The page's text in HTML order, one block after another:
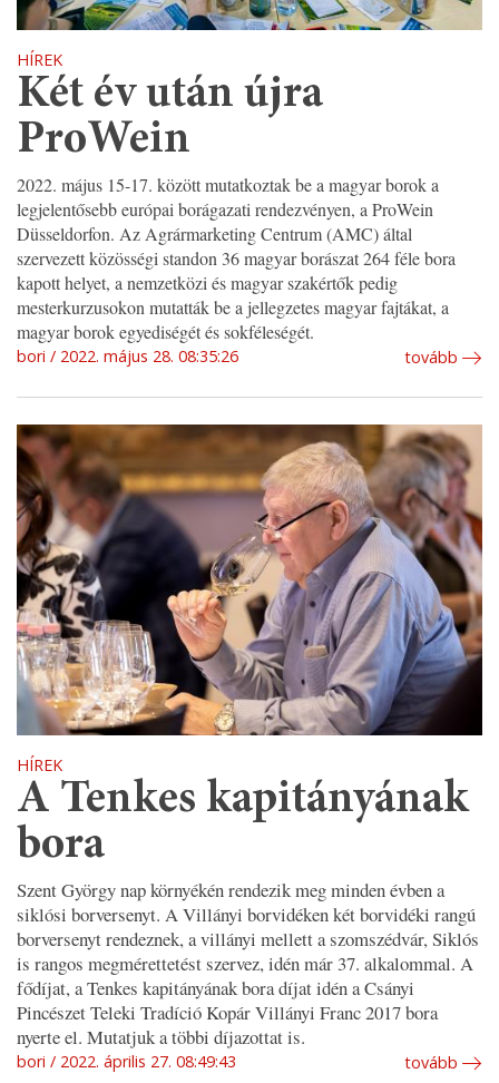
HÍREK
Két év után újra
ProWein
2022. május 15-17. között mutatkoztak be a magyar borok a
legjelentősebb európai borágazati rendezvényen, a ProWein
Düsseldorfon. Az Agrármarketing Centrum (AMC) által
szervezett közösségi standon 36 magyar borászat 264 féle bora
kapott helyet, a nemzetközi és magyar szakértők pedig
mesterkurzusokon mutatták be a jellegzetes magyar fajtákat, a
magyar borok egyediségét és sokféleségét.
bori 2022. május 28. 08:35:26 tovább
HÍREK
A Tenkes kapitányának
bora
Szent György nap környékén rendezik meg minden évben a
siklósi borversenyt. A Villányi borvidéken két borvidéki rangú
borversenyt rendeznek, a villányi mellett a szomszédvár, Siklós
is rangos megmérettetést szervez, idén már 37. alkalommal. A
fődíjat, a Tenkes kapitányának bora díjat idén a Csányi
Pincészet Teleki Tradíció Kopár Villányi Franc 2017 bora
nyerte el. Mutatjuk a többi díjazottat is.
bori 2022. április 27. 08:49:43 tovább